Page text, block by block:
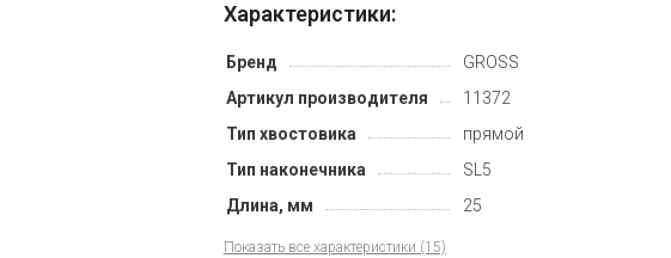
Характеристики:
Бренд
GROSS
Артикул производителя
11372
Тип хвостовика
прямой
Тип наконечника
SL5
Длина, мм
25
Показать все характеристики (15)